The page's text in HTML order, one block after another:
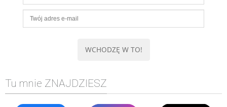
KONTROLA WERSJI
SQL
TESTOWANIE
SIECI
Tu mnie ZNAJDZIESZ